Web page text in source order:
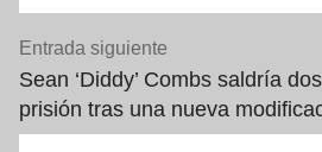
Entrada siguiente
Sean ‘Diddy’ Combs saldría
prisión tras una nueva